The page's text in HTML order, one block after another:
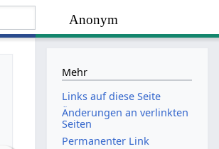
Anonym
Mehr
Links auf diese Seite
Änderungen an verlinkten
Seiten
Permanenter Link